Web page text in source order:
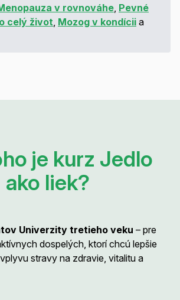
v rovnováhe, Pevné
celý život, Mozog v kondícii a
je kurz Jedlo
ako liek?
Univerzity tretieho veku – pre
dospelých, ktorí chcú lepšie
stravy na zdravie, vitalitu a